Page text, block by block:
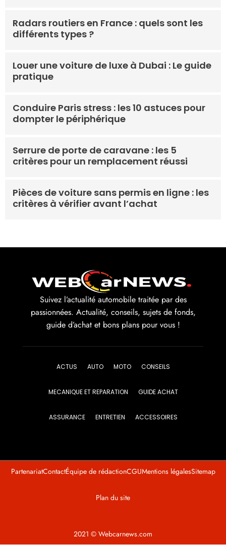
Radars routiers en France : quels sont les
différents types ?
Louer une voiture de luxe à Dubai : Le guide
pratique
Conduire Paris stress : les 10 astuces pour
dompter le périphérique
Serrure de porte de caravane : les 5
critères pour un remplacement réussi
Pièces de voiture sans permis en ligne : les
critères à vérifier avant l’achat
Suivez l’actualité automobile traitée par des
passionnées. Actualité, conseils, sujets de fonds,
guide d’achat et bons plans pour vous !
ACTUS AUTO MOTO CONSEILS
MECANIQUE ET REPARATION GUIDE ACHAT
ASSURANCE ENTRETIEN ACCESSOIRES
2021 © Webcarnews.com
PartenariatContactÉquipe de rédactionCGUMentions légalesSitemap
Plan du site